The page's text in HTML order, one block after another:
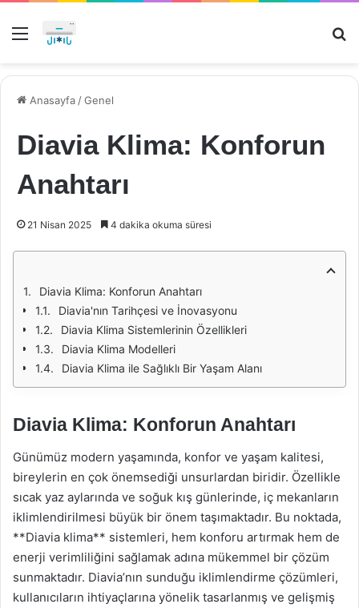
Menü
Anasayfa /Genel
Diavia Klima: Konforun
Anahtarı
21 Nisan 2025 4 dakika okuma süresi
Diavia Klima: Konforun Anahtarı
Diavia'nın Tarihçesi ve İnovasyonu
Diavia Klima Sistemlerinin Özellikleri
Diavia Klima Modelleri
Diavia Klima ile Sağlıklı Bir Yaşam Alanı
Diavia Klima: Konforun Anahtarı
Günümüz modern yaşamında, konfor ve yaşam kalitesi,
bireylerin en çok önemsediği unsurlardan biridir. Özellikle
sıcak yaz aylarında ve soğuk kış günlerinde, iç mekanların
iklimlendirilmesi büyük bir önem taşımaktadır. Bu noktada,
**Diavia klima** sistemleri, hem konforu artırmak hem de
enerji verimliliğini sağlamak adına mükemmel bir çözüm
sunmaktadır. Diavia’nın sunduğu iklimlendirme çözümleri,
kullanıcıların ihtiyaçlarına yönelik tasarlanmış ve gelişmiş